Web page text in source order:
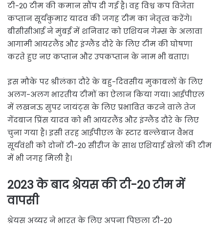
टी-20 टीम की कमान सौंप दी गई है। वह विश्व कप विजेता
कप्तान सूर्यकुमार यादव की जगह टीम का नेतृत्व करेंगे।
बीसीसीआई ने मुंबई में शनिवार को एशियन गेम्स के अलावा
आगामी आयरलैंड और इंग्लैंड दौरे के लिए टीम की घोषणा
करते हुए नए कप्तान और उपकप्तान के नाम भी बताए।
इस मौके पर श्रीलंका दौरे के बहु-दिवसीय मुकाबलों के लिए
अलग-अलग भारतीय टीमों का ऐलान किया गया। आईपीएल
में लखनऊ सुपर जायंट्स के लिए प्रभावित करने वाले तेज
गेंदबाज प्रिंस यादव को भी आयरलैंड और इंग्लैंड दौरे के लिए
चुना गया है। इसी तरह आईपीएल के स्टार बल्लेबाज वैभव
सूर्यवंशी को दोनों टी-20 सीरीज के साथ एशियाई खेलों की टीम
में भी जगह मिली है।
2023 के बाद श्रेयस की टी-20 टीम में
वापसी
श्रेयस अय्यर ने भारत के लिए अपना पिछला टी-20